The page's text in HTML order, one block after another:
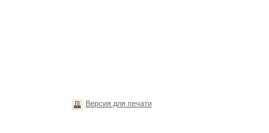
Версия для печати